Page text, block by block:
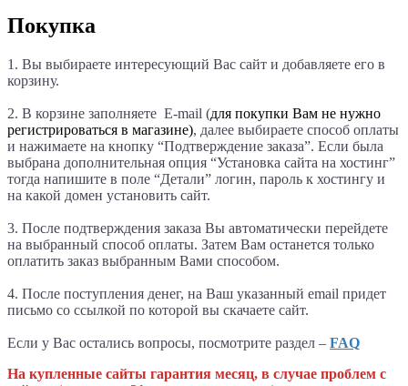
Покупка
1. Вы выбираете интересующий Вас сайт и добавляете его в
корзину.
2. В корзине заполняете E-mail (для покупки Вам не нужно
регистрироваться в магазине), далее выбираете способ оплаты
и нажимаете на кнопку “Подтверждение заказа”. Если была
выбрана дополнительная опция “Установка сайта на хостинг”
тогда напишите в поле “Детали” логин, пароль к хостингу и
на какой домен установить сайт.
3. После подтверждения заказа Вы автоматически перейдете
на выбранный способ оплаты. Затем Вам останется только
оплатить заказ выбранным Вами способом.
4. После поступления денег, на Ваш указанный email придет
письмо со ссылкой по которой вы скачаете сайт.
Если у Вас остались вопросы, посмотрите раздел – FAQ
На купленные сайты гарантия месяц, в случае проблем с